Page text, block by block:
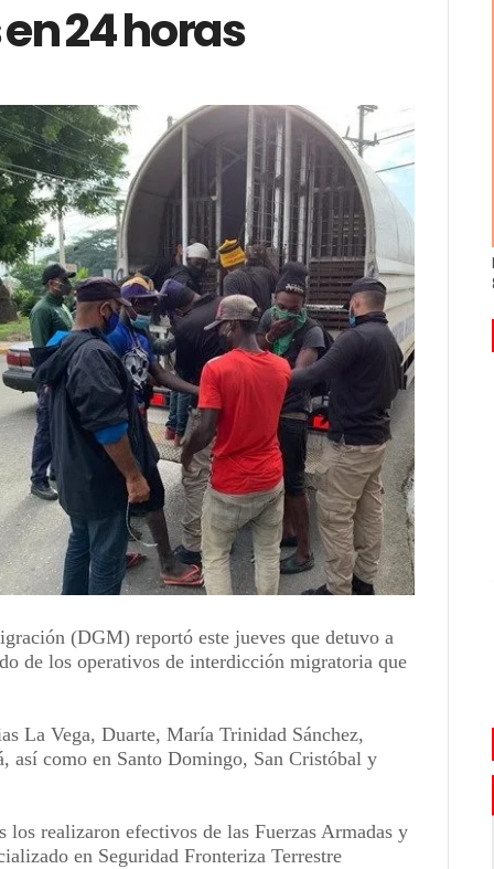
24 horas
(DGM) reportó este jueves que detuvo a
de los operativos de interdicción migratoria que
La Vega, Duarte, María Trinidad Sánchez,
así como en Santo Domingo, San Cristóbal y
realizaron efectivos de las Fuerzas Armadas y
en Seguridad Fronteriza Terrestre